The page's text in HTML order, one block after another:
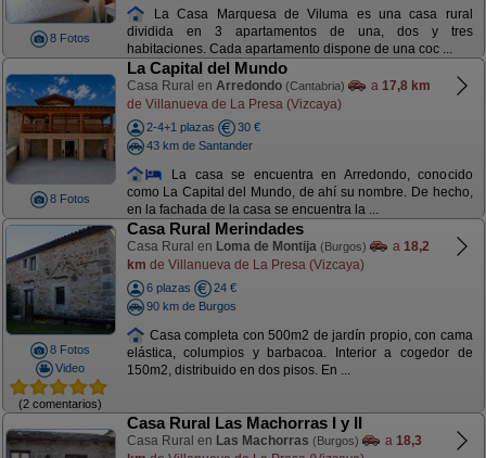
8 Fotos
La Casa Marquesa de Viluma es una casa rural
dividida en 3 apartamentos de una, dos y tres
habitaciones. Cada apartamento dispone de una coc ...
8 Fotos
La Capital del Mundo
Casa Rural en Arredondo (Cantabria) a 17,8 km
de Villanueva de La Presa (Vizcaya)
2-4+1 plazas
30 €
43 km de Santander
La casa se encuentra en Arredondo, conocido
como La Capital del Mundo, de ahí su nombre. De hecho,
en la fachada de la casa se encuentra la ...
8 Fotos
Video
(2 comentarios)
Casa Rural Merindades
Casa Rural en Loma de Montija (Burgos) a 18,2
km de Villanueva de La Presa (Vizcaya)
6 plazas
24 €
90 km de Burgos
Casa completa con 500m2 de jardín propio, con cama
elástica, columpios y barbacoa. Interior a cogedor de
150m2, distribuido en dos pisos. En ...
Casa Rural Las Machorras I y II
Casa Rural en Las Machorras (Burgos) a 18,3